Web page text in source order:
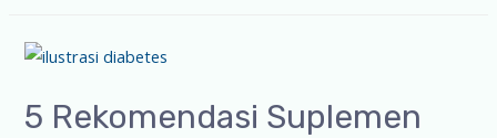
5 Rekomendasi Suplemen